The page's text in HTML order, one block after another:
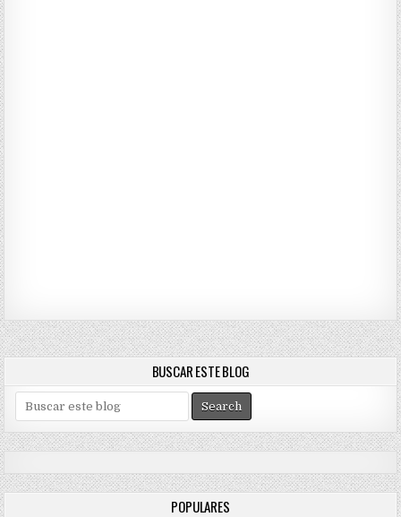
BUSCAR ESTE BLOG
e
a
r
c
h
POPULARES